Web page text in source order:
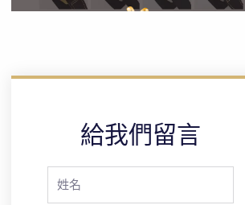
給我們留言
Full